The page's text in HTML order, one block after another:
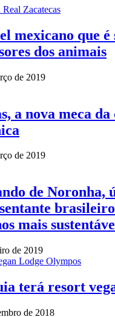
mexicano que é
dos animais
de 2019
a nova meca da
de 2019
de Noronha,
mais
de 2019
terá resort
de 2018